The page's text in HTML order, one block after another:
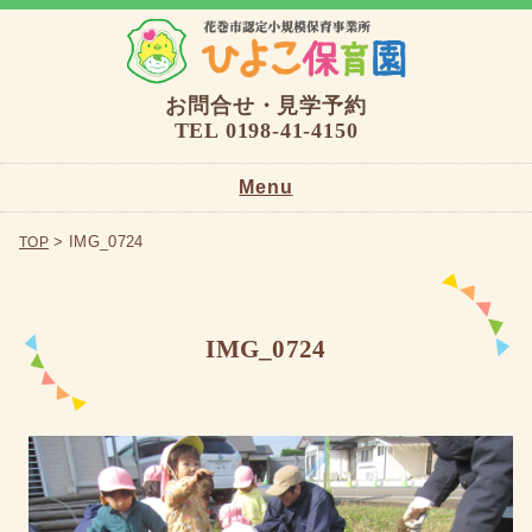
お問合せ・見学予約
TEL 0198-41-4150
Menu
TOP
ひよこの保育について
保護者の方へ
お問い合わせ
TOP> IMG_0724
IMG_0724